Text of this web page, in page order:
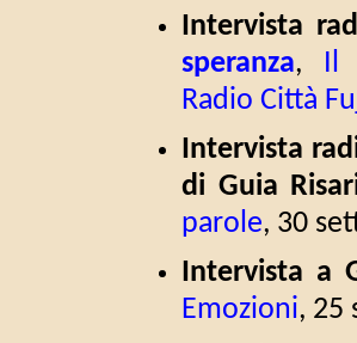
Intervista
speranza, Il
Radio Città
Intervista
di Guia
parole, 30
Intervista a
Emozioni, 25